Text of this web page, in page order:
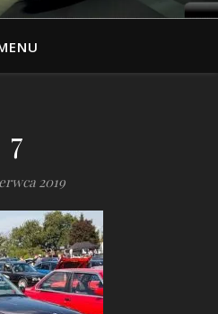
7
2019